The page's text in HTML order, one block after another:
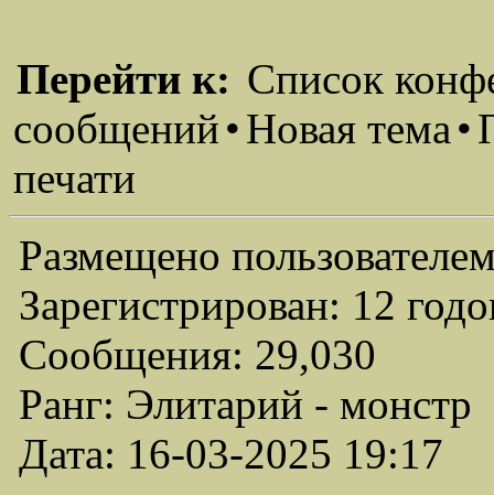
Перейти к: Список
сообщений•Новая тема•
печати
Размещено
Зарегистрирован: 12
Сообщения: 29,030
Ранг: Элитарий - монстр
Дата: 16-03-2025 19:17